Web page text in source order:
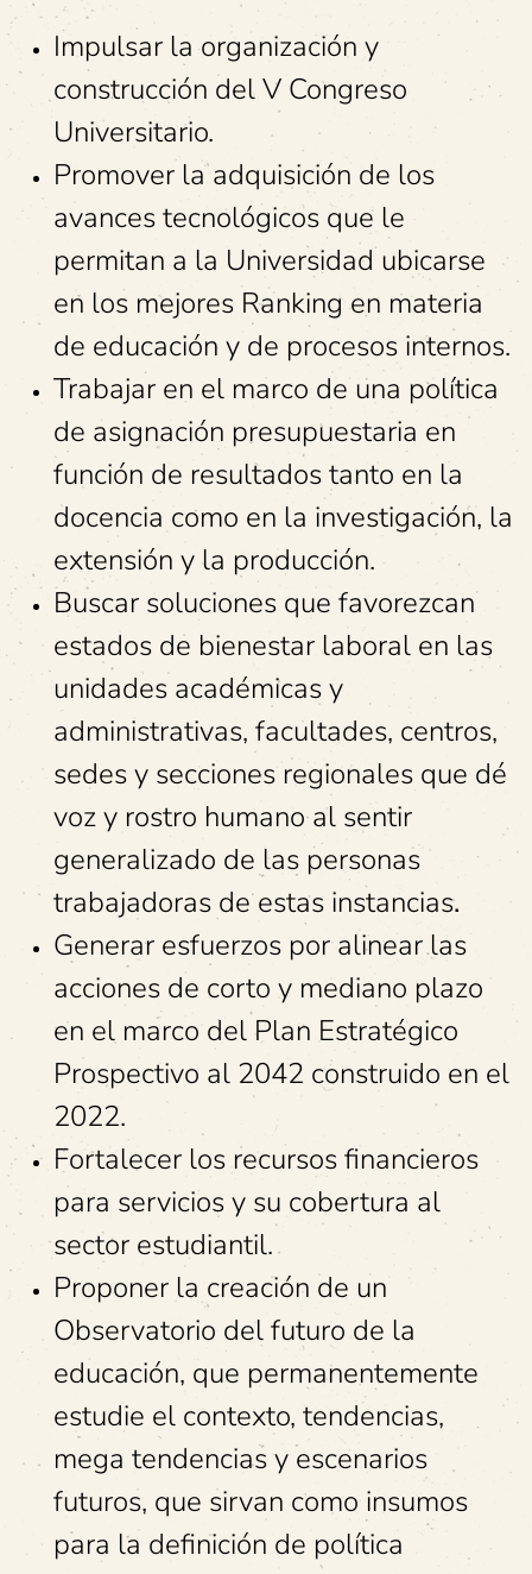
Impulsar la organización y
construcción del V Congreso
Universitario.
Promover la adquisición de los
avances tecnológicos que le
permitan a la Universidad ubicarse
en los mejores Ranking en materia
de educación y de procesos internos.
Trabajar en el marco de una política
de asignación presupuestaria en
función de resultados tanto en la
docencia como en la investigación, la
extensión y la producción.
Buscar soluciones que favorezcan
estados de bienestar laboral en las
unidades académicas y
administrativas, facultades, centros,
sedes y secciones regionales que dé
voz y rostro humano al sentir
generalizado de las personas
trabajadoras de estas instancias.
Generar esfuerzos por alinear las
acciones de corto y mediano plazo
en el marco del Plan Estratégico
Prospectivo al 2042 construido en el
2022.
Fortalecer los recursos financieros
para servicios y su cobertura al
sector estudiantil.
Proponer la creación de un
Observatorio del futuro de la
educación, que permanentemente
estudie el contexto, tendencias,
mega tendencias y escenarios
futuros, que sirvan como insumos
para la definición de política